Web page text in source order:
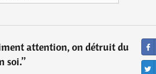
attention, on détruit du
soi.”